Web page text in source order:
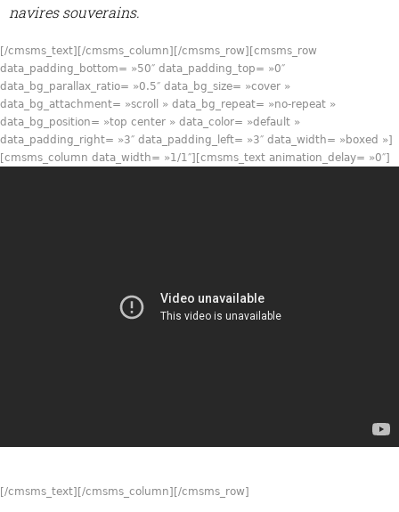
navires souverains.
[/cmsms_text][/cmsms_column][/cmsms_row][cmsms_row
data_padding_bottom= »50″ data_padding_top= »0″
data_bg_parallax_ratio= »0.5″ data_bg_size= »cover »
data_bg_attachment= »scroll » data_bg_repeat= »no-repeat »
data_bg_position= »top center » data_color= »default »
data_padding_right= »3″ data_padding_left= »3″ data_width= »boxed »]
[cmsms_column data_width= »1/1″][cmsms_text animation_delay= »0″]
[/cmsms_text][/cmsms_column][/cmsms_row]